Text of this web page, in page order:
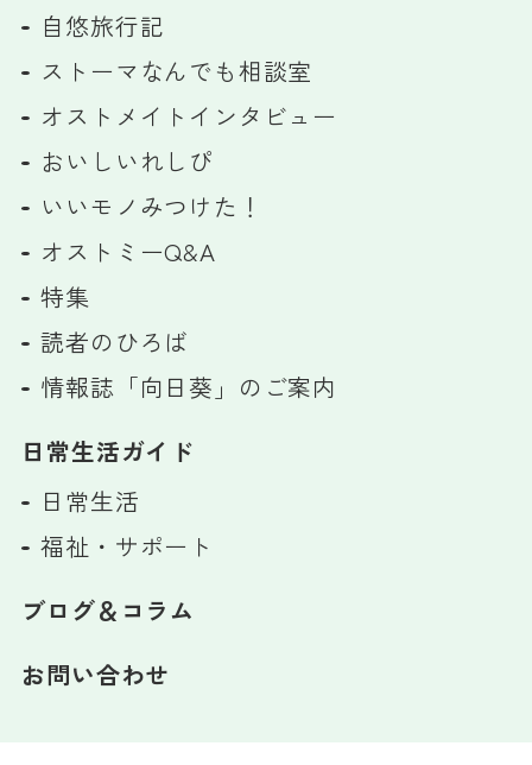
自悠旅行記
ストーマなんでも相談室
オストメイトインタビュー
おいしいれしぴ
いいモノみつけた！
オストミーQ&A
特集
読者のひろば
情報誌「向日葵」のご案内
日常生活ガイド
日常生活
福祉・サポート
ブログ＆コラム
お問い合わせ